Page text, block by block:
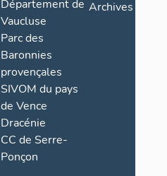
Département de
Vaucluse
Parc des
Baronnies
provençales
SIVOM du pays
de Vence
Dracénie
CC de Serre-
Ponçon
Archives